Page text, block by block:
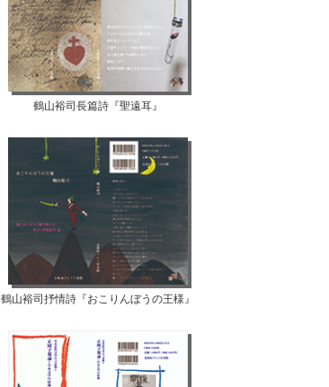
鶴山裕司長篇詩『聖遠耳』
鶴山裕司抒情詩『おこりんぼうの王様』